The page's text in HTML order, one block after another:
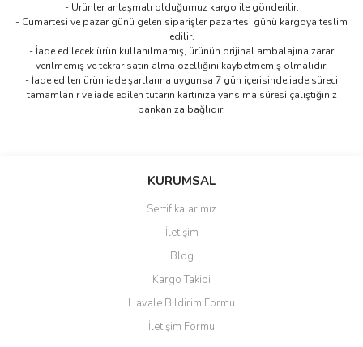
- Ürünler anlaşmalı olduğumuz kargo ile gönderilir.
- Cumartesi ve pazar günü gelen siparişler pazartesi günü kargoya teslim
edilir.
- İade edilecek ürün kullanılmamış, ürünün orijinal ambalajına zarar
verilmemiş ve tekrar satın alma özelliğini kaybetmemiş olmalıdır.
- İade edilen ürün iade şartlarına uygunsa 7 gün içerisinde iade süreci
tamamlanır ve iade edilen tutarın kartınıza yansıma süresi çalıştığınız
bankanıza bağlıdır.
Bu ürüne ilk yorumu siz yapın!
Yorum Yaz
Ürün resmi kalitesiz, bozuk veya görüntülenemiyor.
Ürün açıklamasında eksik bilgiler bulunuyor.
Ürün bilgilerinde hatalar bulunuyor.
Ürün fiyatı diğer sitelerden daha pahalı.
Bu ürüne benzer farklı alternatifler olmalı.
KURUMSAL
Sertifikalarımız
İletişim
Blog
Kargo Takibi
Havale Bildirim Formu
İletişim Formu